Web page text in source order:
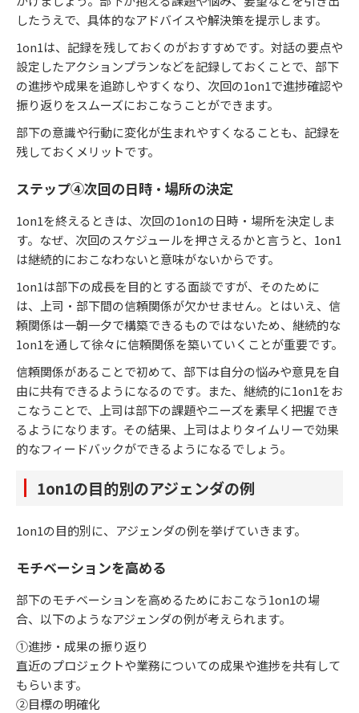
したうえで、具体的なアドバイスや解決策を提示します。
1on1は、記録を残しておくのがおすすめです。対話の要点や
設定したアクションプランなどを記録しておくことで、部下
の進捗や成果を追跡しやすくなり、次回の1on1で進捗確認や
振り返りをスムーズにおこなうことができます。
部下の意識や行動に変化が生まれやすくなることも、記録を
残しておくメリットです。
ステップ④次回の日時・場所の決定
1on1を終えるときは、次回の1on1の日時・場所を決定しま
す。なぜ、次回のスケジュールを押さえるかと言うと、1on1
は継続的におこなわないと意味がないからです。
1on1は部下の成長を目的とする面談ですが、そのために
は、上司・部下間の信頼関係が欠かせません。とはいえ、信
頼関係は一朝一夕で構築できるものではないため、継続的な
1on1を通して徐々に信頼関係を築いていくことが重要です。
信頼関係があることで初めて、部下は自分の悩みや意見を自
由に共有できるようになるのです。また、継続的に1on1をお
こなうことで、上司は部下の課題やニーズを素早く把握でき
るようになります。その結果、上司はよりタイムリーで効果
的なフィードバックができるようになるでしょう。
1on1の目的別のアジェンダの例
1on1の目的別に、アジェンダの例を挙げていきます。
モチベーションを高める
部下のモチベーションを高めるためにおこなう1on1の場
合、以下のようなアジェンダの例が考えられます。
①進捗・成果の振り返り
直近のプロジェクトや業務についての成果や進捗を共有して
もらいます。
②目標の明確化